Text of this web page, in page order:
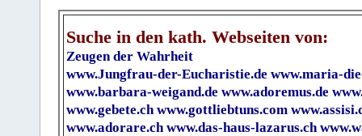
Suche in den kath. Webseiten von:
Zeugen der Wahrheit
www.Jungfrau-der-Eucharistie.de www.maria-
www.barbara-weigand.de www.adoremus.de
www.gebete.ch www.gottliebtuns.com
www.adorare.ch www.das-haus-lazarus.ch